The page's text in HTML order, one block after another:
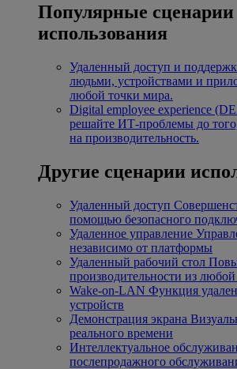
Популярные сценарии
использования
Удаленный доступ и
людьми, устройствами и
любой точки мира.
Digital employee experience
решайте ИТ-проблемы до
на производительность.
Другие сценарии
Удаленный доступ
помощью безопасного
Удаленное управление
независимо от платформы
Удаленный рабочий стол
производительности из
Wake-on-LAN Функция
устройств
Демонстрация экрана
реального времени
Интеллектуальное
послепродажного